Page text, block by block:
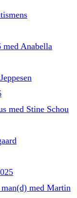
Anabella
med Stine Schou
med Martin